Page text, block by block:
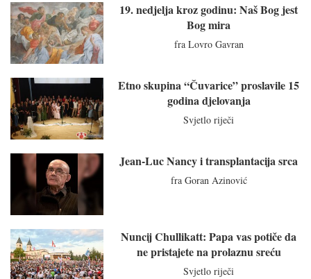
19. nedjelja kroz godinu: Naš Bog jest
Bog mira
fra Lovro Gavran
Etno skupina “Čuvarice” proslavile 15
godina djelovanja
Svjetlo riječi
Jean-Luc Nancy i transplantacija srca
fra Goran Azinović
Nuncij Chullikatt: Papa vas potiče da
ne pristajete na prolaznu sreću
Svjetlo riječi